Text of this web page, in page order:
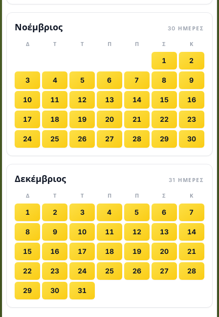
Νοέμβριος 30 ΗΜΈΡΕΣ
Δ Τ Τ Π Π Σ Κ
1 2
3 4 5 6 7 8 9
10 11 12 13 14 15 16
17 18 19 20 21 22 23
24 25 26 27 28 29 30
Δεκέμβριος 31 ΗΜΈΡΕΣ
Δ Τ Τ Π Π Σ Κ
1 2 3 4 5 6 7
8 9 10 11 12 13 14
15 16 17 18 19 20 21
22 23 24 25 26 27 28
29 30 31